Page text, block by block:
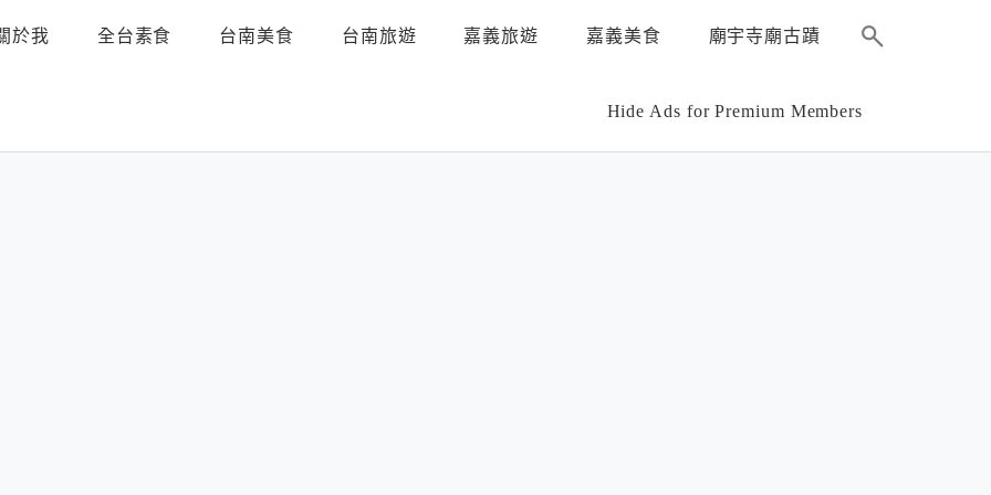
於我 全台素食 台南美食 台南旅遊 嘉義旅遊 嘉義美食 廟宇寺廟古蹟
Hide Ads for Premium Members